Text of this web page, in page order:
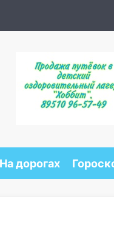
На дорогах